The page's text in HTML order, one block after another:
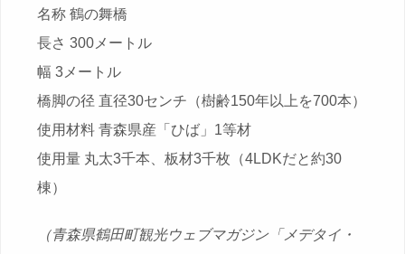
名称 鶴の舞橋
長さ 300メートル
幅 3メートル
橋脚の径 直径30センチ（樹齢150年以上を700本）
使用材料 青森県産「ひば」1等材
使用量 丸太3千本、板材3千枚（4LDKだと約30
棟）
（青森県鶴田町観光ウェブマガジン「メデタイ・